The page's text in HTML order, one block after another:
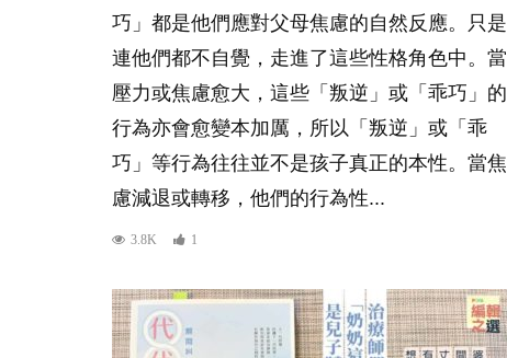
巧」都是他們應對父母焦慮的自然反應。只是
連他們都不自覺，走進了這些性格角色中。當
壓力或焦慮愈大，這些「叛逆」或「乖巧」的
行為亦會愈變本加厲，所以「叛逆」或「乖
巧」等行為往往並不是孩子真正的本性。當焦
慮減退或轉移，他們的行為性...
3.8K 1